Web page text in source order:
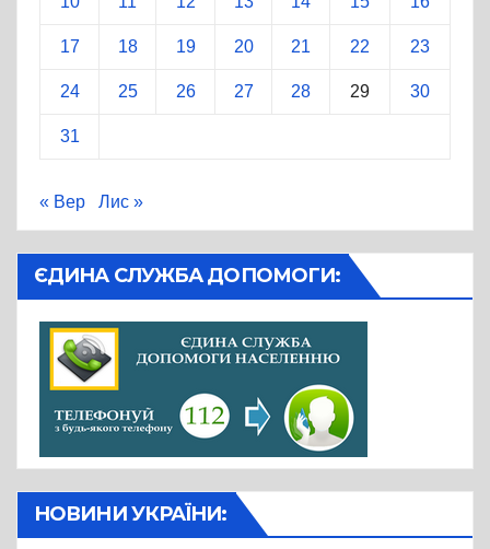
17 18 19 20 21 22 23
24 25 26 27 28 29 30
31
« Вер Лис »
ЄДИНА СЛУЖБА ДОПОМОГИ:
НОВИНИ УКРАЇНИ: